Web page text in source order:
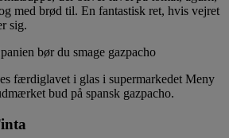
med brød til. En fantastisk ret, hvis vejret
sig.
færdiglavet i glas i supermarkedet Meny
bud på spansk gazpacho.